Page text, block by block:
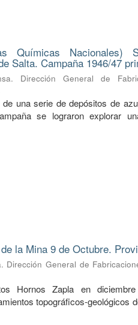
Químicas Nacionales)
Salta. Campaña 1946/47
Dirección General de
una serie de depósitos de
se lograron explorar
la Mina 9 de Octubre.
Dirección General de
Hornos Zapla en
topográficos-geológicos